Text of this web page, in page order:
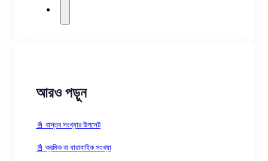
আরও পড়ুন
📓 বাস্তব সংখ্যার উপসেট
📓 ক্রমিক বা ধারাবাহিক সংখ্যা